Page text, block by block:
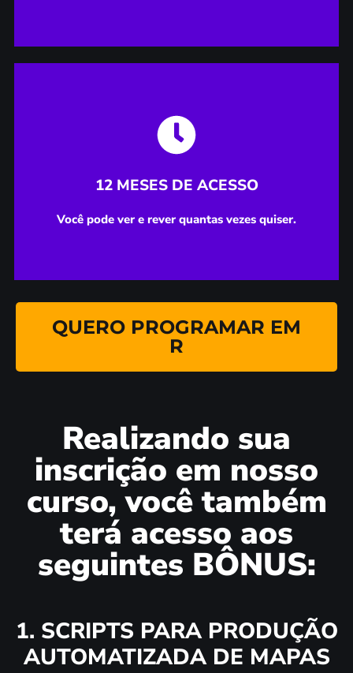
12 MESES DE ACESSO
Você pode ver e rever quantas vezes quiser.
12 MESES DE ACESSO
Você pode ver e rever quantas vezes quiser.
QUERO PROGRAMAR EM
R
Realizando sua
inscrição em nosso
curso, você também
terá acesso aos
seguintes BÔNUS:
1. SCRIPTS PARA PRODUÇÃO
AUTOMATIZADA DE MAPAS